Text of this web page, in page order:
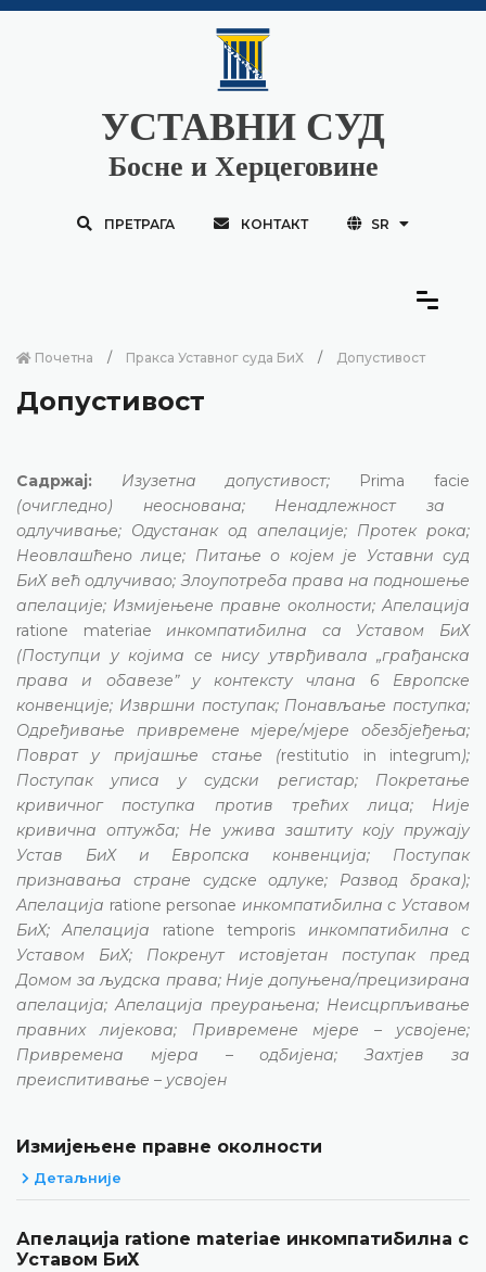
УСТАВНИ СУД
Босне и Херцеговине
ПРЕТРАГА КОНТАКТ SR
Почетна Пракса Уставног суда БиХ Допустивост
Допустивост
Садржај: Изузетна допустивост;
Prima facie
(очигледно) неоснована; Ненадлежност за
одлучивање; Одустанак од апелације; Протек рока;
Неовлашћено лице; Питање о којем је Уставни суд
БиХ већ одлучивао; Злоупотреба права на подношење
апелације; Измијењене правне околности; Апелација
ratione materiae инкомпатибилна са Уставом БиХ
(Поступци у којима се нису утврђивала „грађанска
права и обавезеˮ у контексту члана 6 Европске
конвенције; Извршни поступак; Понављање поступка;
Одређивање привремене мјере/мјере обезбјеђења;
Поврат у пријашње стање (restitutio in integrum);
Поступак уписа у судски регистар; Покретање
кривичног поступка против трећих лица; Није
кривична оптужба; Не ужива заштиту коју пружају
Устав БиХ и Европска конвенција; Поступак
признавања стране судске одлуке; Развод брака);
Апелација ratione personae инкомпатибилна с Уставом
БиХ; Апелација ratione temporis инкомпатибилна с
Уставом БиХ; Покренут истовјетан поступак пред
Домом за људска права; Није допуњена/прецизирана
апелација; Апелација преурањена; Неисцрпљивање
правних лијекова; Привремене мјере – усвојене;
Привремена мјера – одбијена; Захтјев за
преиспитивање – усвојен
Измијењене правне околности
Детаљније
Апелација ratione materiae инкомпатибилна с
Уставом БиХ